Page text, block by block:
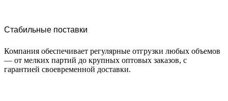
Стабильные поставки
Компания обеспечивает регулярные отгрузки любых объемов
— от мелких партий до крупных оптовых заказов, с
гарантией своевременной доставки.